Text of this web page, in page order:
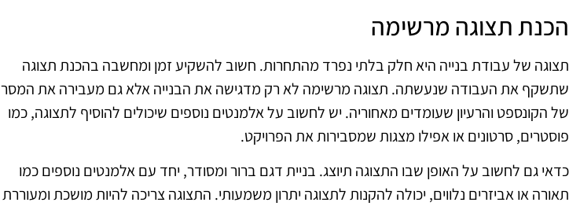
הכנת תצוגה מרשימה
תצוגה של עבודת בנייה היא חלק בלתי נפרד מהתחרות. חשוב להשקיע זמן ומחשבה בהכנת תצוגה
שתשקף את העבודה שנעשתה. תצוגה מרשימה לא רק מדגישה את הבנייה אלא גם מעבירה את המסר
של הקונספט והרעיון שעומדים מאחוריה. יש לחשוב על אלמנטים נוספים שיכולים להוסיף לתצוגה, כמו
פוסטרים, סרטונים או אפילו מצגות שמסבירות את הפרויקט.
כדאי גם לחשוב על האופן שבו התצוגה תיוצג. בניית דגם ברור ומסודר, יחד עם אלמנטים נוספים כמו
תאורה או אביזרים נלווים, יכולה להקנות לתצוגה יתרון משמעותי. התצוגה צריכה להיות מושכת ומעוררת